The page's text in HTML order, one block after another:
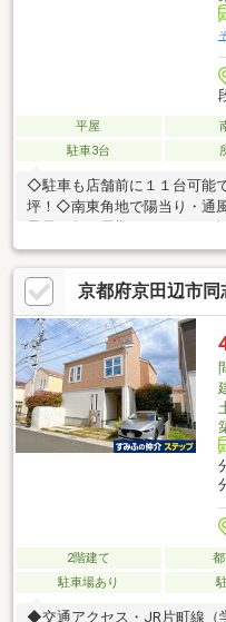
平屋
駐車3台
◇駐車も店舗前に１１台可能
坪！◇南東角地で陽当り・通
最長50年の長期ローンなど、
ランをご提示。ローン審査が
対応・年中無休「今から見た
ますので、お忙しい方も効率
求・予約からお気軽にお問い
京都府京田辺市
2階建て
駐車場あり
◆交通アクセス・JR片町線